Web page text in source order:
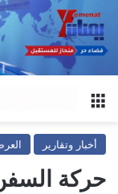
أخبار وتقارير
حركة